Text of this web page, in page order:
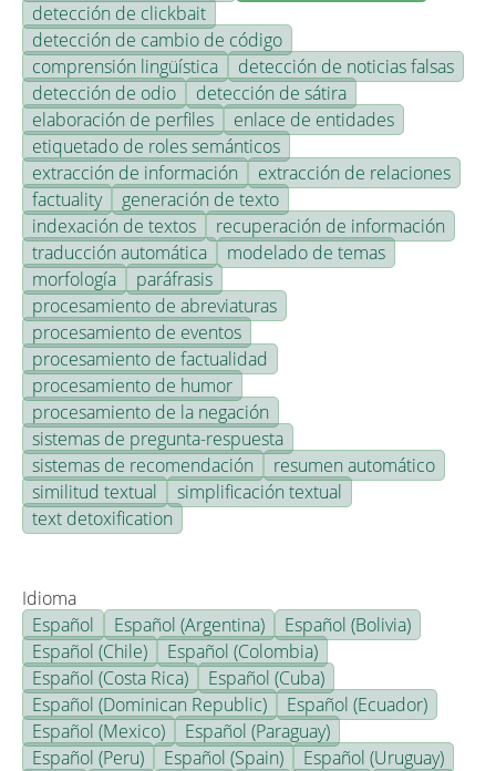
detección de clickbait
detección de cambio de código
comprensión lingüística
detección de noticias falsas
detección de odio
detección de sátira
elaboración de perfiles
enlace de entidades
etiquetado de roles semánticos
extracción de información
extracción de relaciones
factuality
generación de texto
indexación de textos
recuperación de información
traducción automática
modelado de temas
morfología
paráfrasis
procesamiento de abreviaturas
procesamiento de eventos
procesamiento de factualidad
procesamiento de humor
procesamiento de la negación
sistemas de pregunta-respuesta
sistemas de recomendación
resumen automático
similitud textual
simplificación textual
text detoxification
Idioma
Español
Español (Argentina)
Español (Bolivia)
Español (Chile)
Español (Colombia)
Español (Costa Rica)
Español (Cuba)
Español (Dominican Republic)
Español (Ecuador)
Español (Mexico)
Español (Paraguay)
Español (Peru)
Español (Spain)
Español (Uruguay)